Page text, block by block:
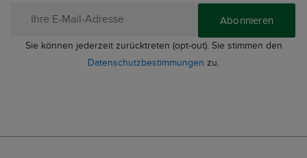
Abonnieren
Sie können jederzeit zurücktreten (opt-out). Sie stimmen den
Datenschutzbestimmungen zu.